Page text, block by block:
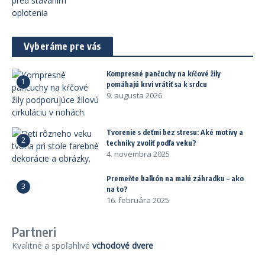
Vyberáme pre vás
1
Kompresné pančuchy na kŕčové žily
pomáhajú krvi vrátiť sa k srdcu
9. augusta 2026
2
Tvorenie s deťmi bez stresu: Aké motívy a
techniky zvoliť podľa veku?
4. novembra 2025
3
Premeňte balkón na malú záhradku – ako
na to?
16. februára 2025
Partneri
Kvalitné a spoľahlivé vchodové dvere